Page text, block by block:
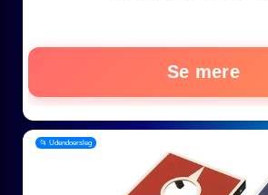
Se mere
📂 Udendoersleg